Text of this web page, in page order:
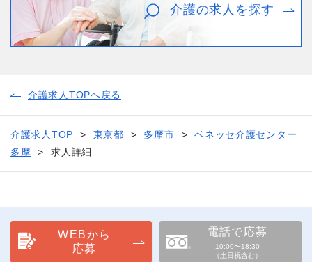
介護の求人を探す
介護求人TOPへ戻る
介護求人TOP 東京都 多摩市
ベネッセ介護センター
多摩
求人詳細
WEBから
応募
電話で応募
10:00〜18:30
（土日祝含む）